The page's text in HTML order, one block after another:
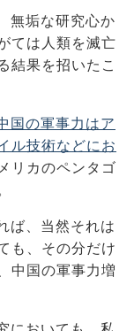
無垢な研究心か
ては人類を滅亡
結果を招いたこ
国の軍事力はア
ル技術などにお
リカのペンタゴ
ば、当然それは
も、その分だけ
中国の軍事力増